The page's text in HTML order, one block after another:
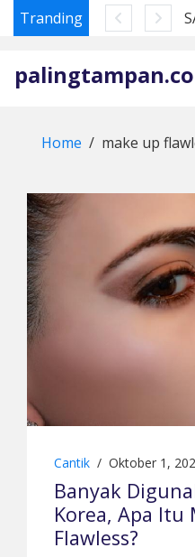
Skip
content
Tranding
Home make up
Cantik / Oktober 1,
Banyak
Korea, Apa Itu
Flawless?